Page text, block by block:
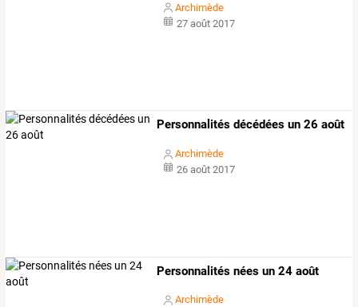
Archimède
27 août 2017
Personnalités décédées un 26 août
Archimède
26 août 2017
Personnalités nées un 24 août
Archimède